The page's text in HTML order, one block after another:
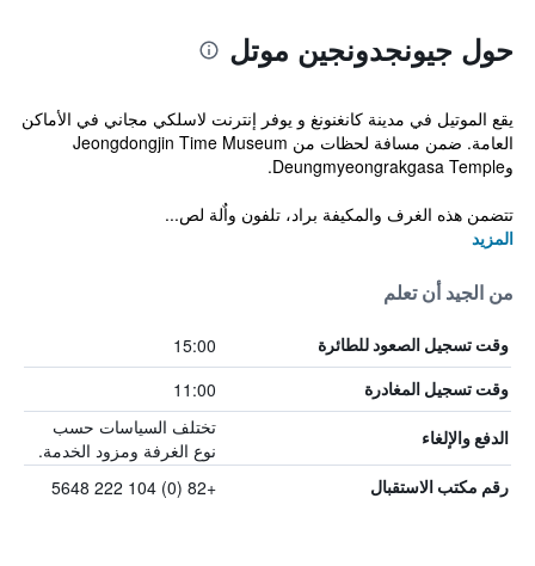
حول جيونجدونجين موتل
يقع الموتيل في مدينة كانغنونغ و يوفر إنترنت لاسلكي مجاني في الأماكن
العامة. ضمن مسافة لحظات من Jeongdongjin Time Museum
وDeungmyeongrakgasa Temple.
تتضمن هذه الغرف والمكيفة براد، تلفون واٌلة لص...
المزيد
من الجيد أن تعلم
وقت تسجيل الصعود للطائرة 15:00
وقت تسجيل المغادرة 11:00
الدفع والإلغاء
تختلف السياسات حسب
نوع الغرفة ومزود الخدمة.
رقم مكتب الاستقبال +82 (0) 104 222 5648